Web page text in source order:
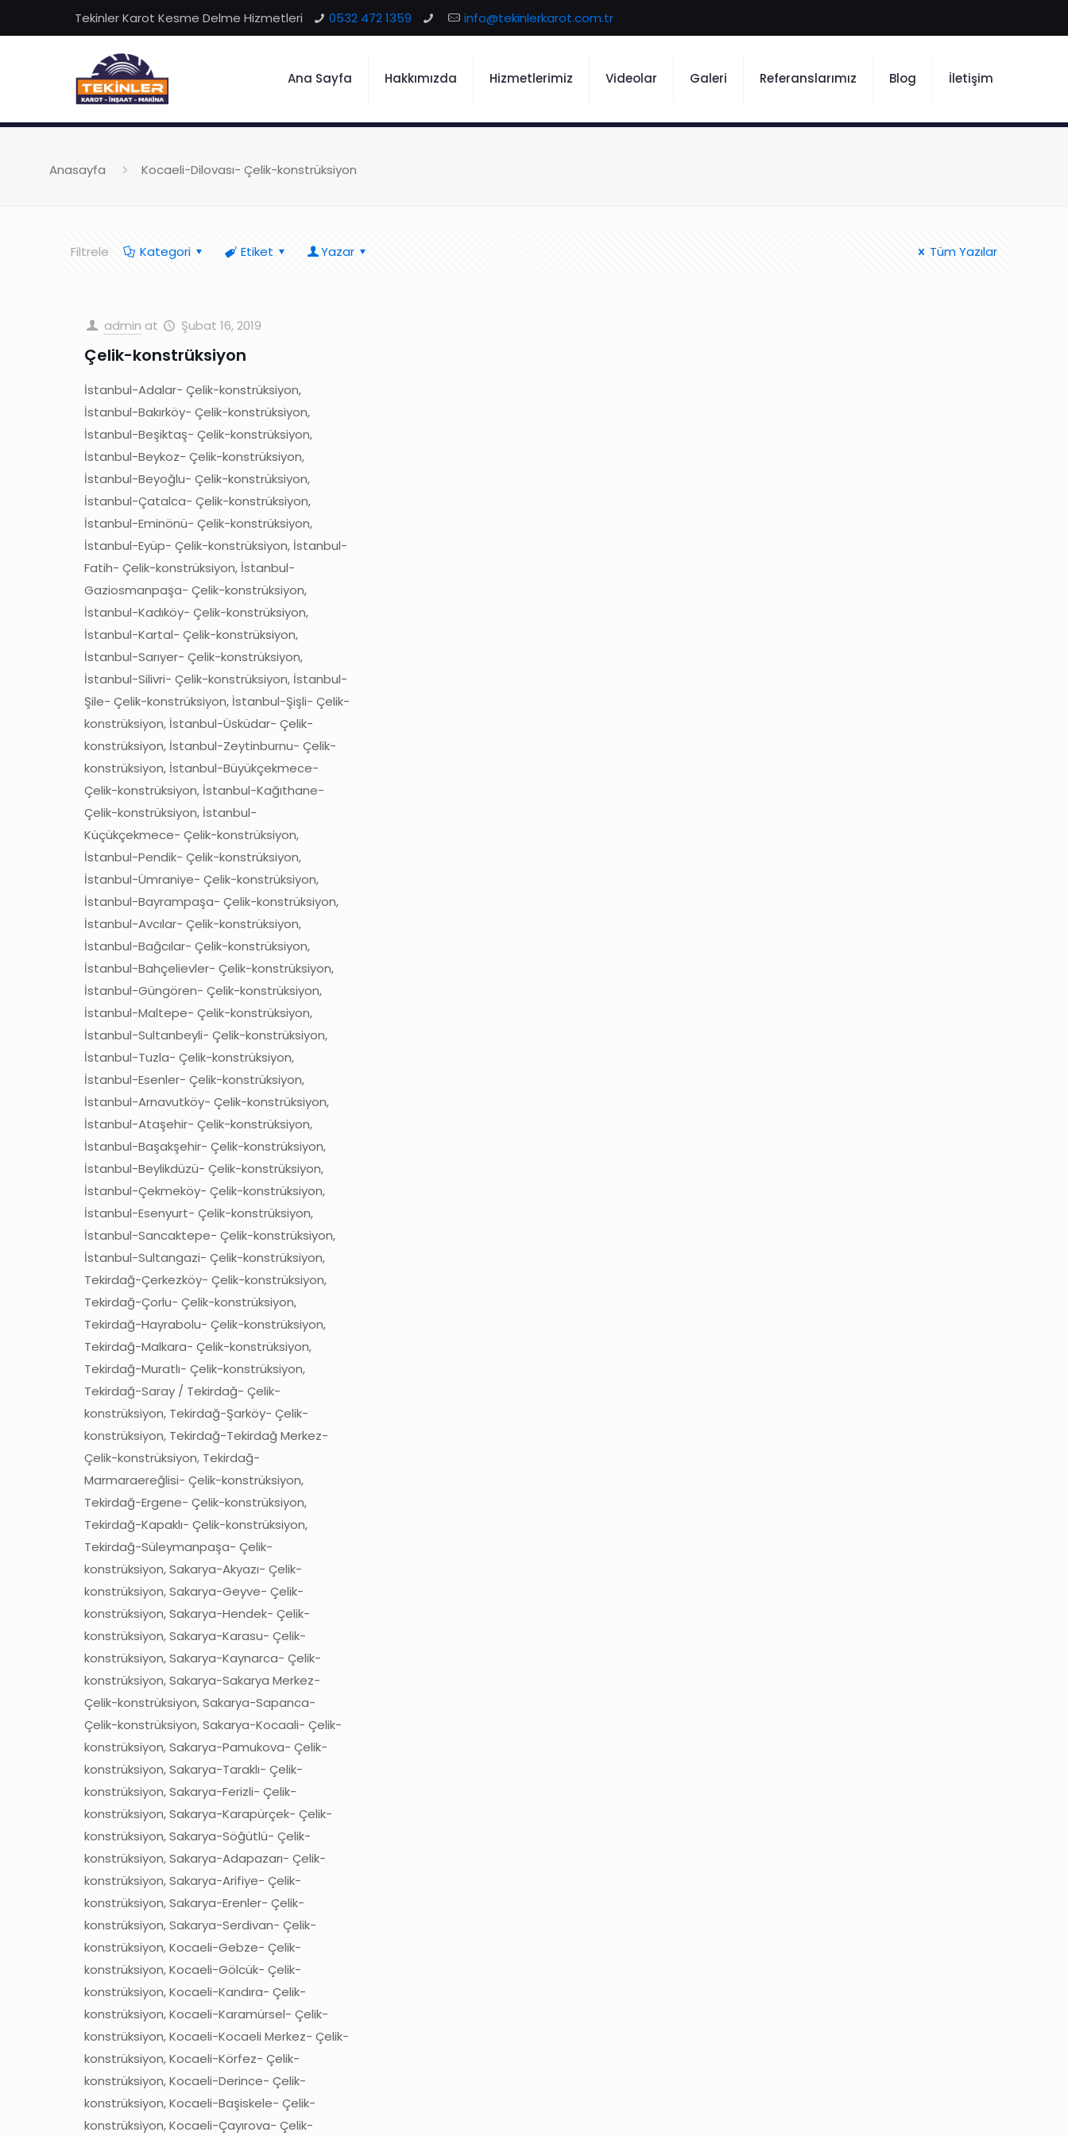
Tekinler Karot Kesme Delme Hizmetleri 0532 472 1359 info@tekinlerkarot.com.tr
Ana Sayfa Hakkımızda Hizmetlerimiz Videolar Galeri Referanslarımız Blog İletişim
Anasayfa Kocaeli-Dilovası- Çelik-konstrüksiyon
Filtrele Kategori Etiket Yazar Tüm Yazılar
admin at Şubat 16, 2019
Çelik-konstrüksiyon
İstanbul-Adalar- Çelik-konstrüksiyon,
İstanbul-Bakırköy- Çelik-konstrüksiyon,
İstanbul-Beşiktaş- Çelik-konstrüksiyon,
İstanbul-Beykoz- Çelik-konstrüksiyon,
İstanbul-Beyoğlu- Çelik-konstrüksiyon,
İstanbul-Çatalca- Çelik-konstrüksiyon,
İstanbul-Eminönü- Çelik-konstrüksiyon,
İstanbul-Eyüp- Çelik-konstrüksiyon, İstanbul-
Fatih- Çelik-konstrüksiyon, İstanbul-
Gaziosmanpaşa- Çelik-konstrüksiyon,
İstanbul-Kadıköy- Çelik-konstrüksiyon,
İstanbul-Kartal- Çelik-konstrüksiyon,
İstanbul-Sarıyer- Çelik-konstrüksiyon,
İstanbul-Silivri- Çelik-konstrüksiyon, İstanbul-
Şile- Çelik-konstrüksiyon, İstanbul-Şişli- Çelik-
konstrüksiyon, İstanbul-Üsküdar- Çelik-
konstrüksiyon, İstanbul-Zeytinburnu- Çelik-
konstrüksiyon, İstanbul-Büyükçekmece-
Çelik-konstrüksiyon, İstanbul-Kağıthane-
Çelik-konstrüksiyon, İstanbul-
Küçükçekmece- Çelik-konstrüksiyon,
İstanbul-Pendik- Çelik-konstrüksiyon,
İstanbul-Ümraniye- Çelik-konstrüksiyon,
İstanbul-Bayrampaşa- Çelik-konstrüksiyon,
İstanbul-Avcılar- Çelik-konstrüksiyon,
İstanbul-Bağcılar- Çelik-konstrüksiyon,
İstanbul-Bahçelievler- Çelik-konstrüksiyon,
İstanbul-Güngören- Çelik-konstrüksiyon,
İstanbul-Maltepe- Çelik-konstrüksiyon,
İstanbul-Sultanbeyli- Çelik-konstrüksiyon,
İstanbul-Tuzla- Çelik-konstrüksiyon,
İstanbul-Esenler- Çelik-konstrüksiyon,
İstanbul-Arnavutköy- Çelik-konstrüksiyon,
İstanbul-Ataşehir- Çelik-konstrüksiyon,
İstanbul-Başakşehir- Çelik-konstrüksiyon,
İstanbul-Beylikdüzü- Çelik-konstrüksiyon,
İstanbul-Çekmeköy- Çelik-konstrüksiyon,
İstanbul-Esenyurt- Çelik-konstrüksiyon,
İstanbul-Sancaktepe- Çelik-konstrüksiyon,
İstanbul-Sultangazi- Çelik-konstrüksiyon,
Tekirdağ-Çerkezköy- Çelik-konstrüksiyon,
Tekirdağ-Çorlu- Çelik-konstrüksiyon,
Tekirdağ-Hayrabolu- Çelik-konstrüksiyon,
Tekirdağ-Malkara- Çelik-konstrüksiyon,
Tekirdağ-Muratlı- Çelik-konstrüksiyon,
Tekirdağ-Saray / Tekirdağ- Çelik-
konstrüksiyon, Tekirdağ-Şarköy- Çelik-
konstrüksiyon, Tekirdağ-Tekirdağ Merkez-
Çelik-konstrüksiyon, Tekirdağ-
Marmaraereğlisi- Çelik-konstrüksiyon,
Tekirdağ-Ergene- Çelik-konstrüksiyon,
Tekirdağ-Kapaklı- Çelik-konstrüksiyon,
Tekirdağ-Süleymanpaşa- Çelik-
konstrüksiyon, Sakarya-Akyazı- Çelik-
konstrüksiyon, Sakarya-Geyve- Çelik-
konstrüksiyon, Sakarya-Hendek- Çelik-
konstrüksiyon, Sakarya-Karasu- Çelik-
konstrüksiyon, Sakarya-Kaynarca- Çelik-
konstrüksiyon, Sakarya-Sakarya Merkez-
Çelik-konstrüksiyon, Sakarya-Sapanca-
Çelik-konstrüksiyon, Sakarya-Kocaali- Çelik-
konstrüksiyon, Sakarya-Pamukova- Çelik-
konstrüksiyon, Sakarya-Taraklı- Çelik-
konstrüksiyon, Sakarya-Ferizli- Çelik-
konstrüksiyon, Sakarya-Karapürçek- Çelik-
konstrüksiyon, Sakarya-Söğütlü- Çelik-
konstrüksiyon, Sakarya-Adapazarı- Çelik-
konstrüksiyon, Sakarya-Arifiye- Çelik-
konstrüksiyon, Sakarya-Erenler- Çelik-
konstrüksiyon, Sakarya-Serdivan- Çelik-
konstrüksiyon, Kocaeli-Gebze- Çelik-
konstrüksiyon, Kocaeli-Gölcük- Çelik-
konstrüksiyon, Kocaeli-Kandıra- Çelik-
konstrüksiyon, Kocaeli-Karamürsel- Çelik-
konstrüksiyon, Kocaeli-Kocaeli Merkez- Çelik-
konstrüksiyon, Kocaeli-Körfez- Çelik-
konstrüksiyon, Kocaeli-Derince- Çelik-
konstrüksiyon, Kocaeli-Başiskele- Çelik-
konstrüksiyon, Kocaeli-Çayırova- Çelik-